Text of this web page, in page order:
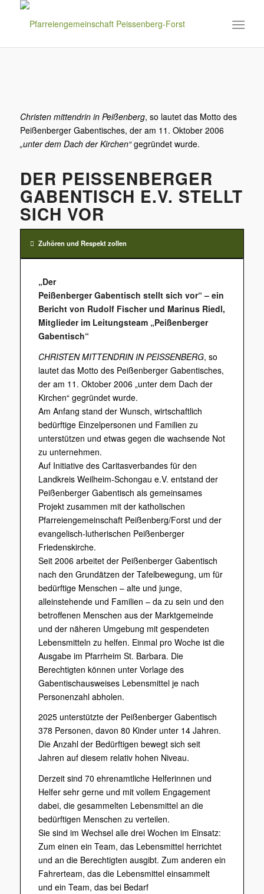
Christen mittendrin in Peißenberg, so lautet das Motto des
Peißenberger Gabentisches, der am 11. Oktober 2006
„unter dem Dach der Kirchen“gegründet wurde.
DER PEISSENBERGER
GABENTISCH E.V. STELLT
SICH VOR
Zuhören und Respekt zollen
„Der
Peißenberger Gabentisch stellt sich vor“ – ein
Bericht von Rudolf Fischer und Marinus Riedl,
Mitglieder im Leitungsteam „Peißenberger
Gabentisch“
CHRISTEN MITTENDRIN IN PEISSENBERG, so
lautet das Motto des Peißenberger Gabentisches,
der am 11. Oktober 2006 „unter dem Dach der
Kirchen“ gegründet wurde.
Am Anfang stand der Wunsch, wirtschaftlich
bedürftige Einzelpersonen und Familien zu
unterstützen und etwas gegen die wachsende Not
zu unternehmen.
Auf Initiative des Caritasverbandes für den
Landkreis Weilheim-Schongau e.V. entstand der
Peißenberger Gabentisch als gemeinsames
Projekt zusammen mit der katholischen
Pfarreiengemeinschaft Peißenberg/Forst und der
evangelisch-lutherischen Peißenberger
Friedenskirche.
Seit 2006 arbeitet der Peißenberger Gabentisch
nach den Grundätzen der Tafelbewegung, um für
bedürftige Menschen – alte und junge,
alleinstehende und Familien – da zu sein und den
betroffenen Menschen aus der Marktgemeinde
und der näheren Umgebung mit gespendeten
Lebensmitteln zu helfen. Einmal pro Woche ist die
Ausgabe im Pfarrheim St. Barbara. Die
Berechtigten können unter Vorlage des
Gabentischausweises Lebensmittel je nach
Personenzahl abholen.
2025 unterstützte der Peißenberger Gabentisch
378 Personen, davon 80 Kinder unter 14 Jahren.
Die Anzahl der Bedürftigen bewegt sich seit
Jahren auf diesem relativ hohen Niveau.
Derzeit sind 70 ehrenamtliche Helferinnen und
Helfer sehr gerne und mit vollem Engagement
dabei, die gesammelten Lebensmittel an die
bedürftigen Menschen zu verteilen.
Sie sind im Wechsel alle drei Wochen im Einsatz:
Zum einen ein Team, das Lebensmittel herrichtet
und an die Berechtigten ausgibt. Zum anderen ein
Fahrerteam, das die Lebensmittel einsammelt
und ein Team, das bei Bedarf